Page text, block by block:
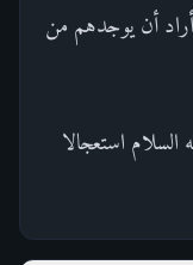
أراد أن يوجدهم من
السلام استعجالا